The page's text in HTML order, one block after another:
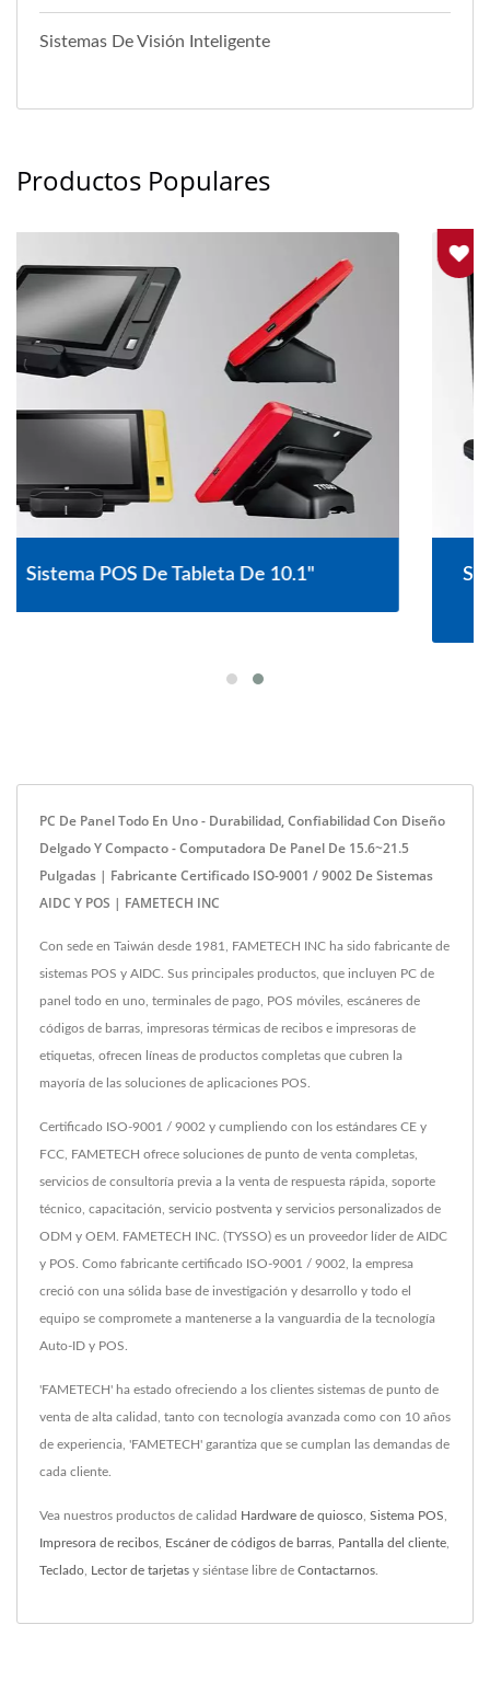
Sistemas De Visión Inteligente
Productos Populares
Sistema POS Sin Ventilador Con Pantalla Táctil
PC De Panel Todo En Uno - Durabilidad, Confiabilidad Con Diseño
Delgado Y Compacto - Computadora De Panel De 15.6~21.5
Pulgadas | Fabricante Certificado ISO-9001 / 9002 De Sistemas
AIDC Y POS | FAMETECH INC
Con sede en Taiwán desde 1981, FAMETECH INC ha sido fabricante de
sistemas POS y AIDC. Sus principales productos, que incluyen PC de
panel todo en uno, terminales de pago, POS móviles, escáneres de
códigos de barras, impresoras térmicas de recibos e impresoras de
etiquetas, ofrecen líneas de productos completas que cubren la
mayoría de las soluciones de aplicaciones POS.
Certificado ISO-9001 / 9002 y cumpliendo con los estándares CE y
FCC, FAMETECH ofrece soluciones de punto de venta completas,
servicios de consultoría previa a la venta de respuesta rápida, soporte
técnico, capacitación, servicio postventa y servicios personalizados de
ODM y OEM. FAMETECH INC. (TYSSO) es un proveedor líder de AIDC
y POS. Como fabricante certificado ISO-9001 / 9002, la empresa
creció con una sólida base de investigación y desarrollo y todo el
equipo se compromete a mantenerse a la vanguardia de la tecnología
Auto-ID y POS.
'FAMETECH' ha estado ofreciendo a los clientes sistemas de punto de
venta de alta calidad, tanto con tecnología avanzada como con 10 años
de experiencia, 'FAMETECH' garantiza que se cumplan las demandas de
cada cliente.
Vea nuestros productos de calidad Hardware de quiosco, Sistema POS,
Impresora de recibos, Escáner de códigos de barras, Pantalla del cliente,
Teclado, Lector de tarjetas y siéntase libre de Contactarnos.